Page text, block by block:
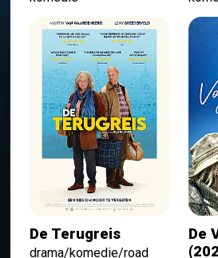
De Terugreis
drama/komedie/road
De